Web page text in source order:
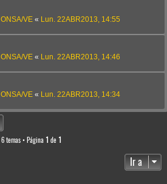
ONSA/VE « Lun. 22ABR2013, 14:55
ONSA/VE « Lun. 22ABR2013, 14:46
ONSA/VE « Lun. 22ABR2013, 14:34
6 temas • Página 1 de 1
Ir a